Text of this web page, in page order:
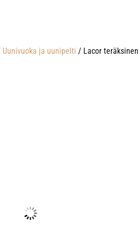
Uunivuoka ja uunipelti / Lacor teräksinen